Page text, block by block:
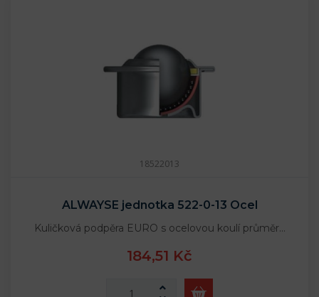
18522013
ALWAYSE jednotka 522-0-13 Ocel
Kuličková podpěra EURO s ocelovou koulí průměr…
184,51 Kč